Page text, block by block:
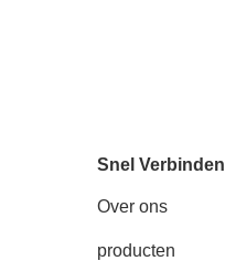
Snel Verbinden
Over ons
producten